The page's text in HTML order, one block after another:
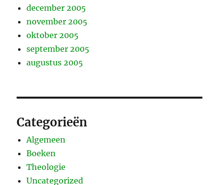
december 2005
november 2005
oktober 2005
september 2005
augustus 2005
Categorieën
Algemeen
Boeken
Theologie
Uncategorized